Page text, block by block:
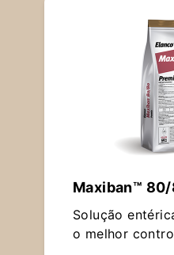
Maxiban™
Solução
o melhor